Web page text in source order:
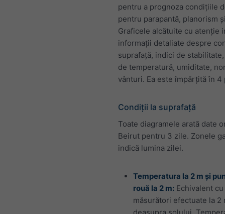
pentru a prognoza condițiile
pentru parapantă, planorism
Graficele alcătuite cu atenție
informații detaliate despre
suprafață, indici de
de temperatură, umiditate,
vânturi. Ea este împărțită în 4
Condiții la suprafață
Toate diagramele arată date
Beirut pentru 3 zile. Zonele
indică lumina zilei.
Temperatura la 2 m și
rouă la 2 m: Echivalent cu
măsurători efectuate la 2
deasupra solului.